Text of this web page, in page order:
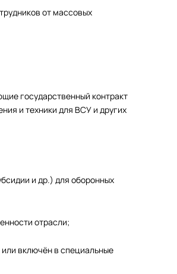
от массовых
государственный контракт
и техники для ВСУ и других
и др.) для оборонных
отрасли;
включён в специальные